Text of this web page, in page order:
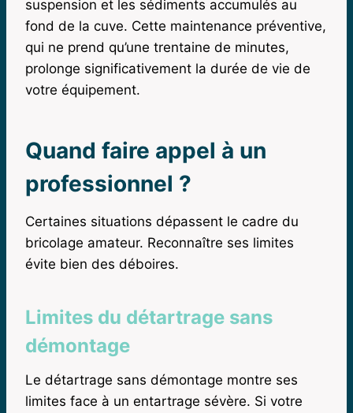
suspension et les sédiments accumulés au
fond de la cuve. Cette maintenance préventive,
qui ne prend qu’une trentaine de minutes,
prolonge significativement la durée de vie de
votre équipement.
Quand faire appel à un
professionnel ?
Certaines situations dépassent le cadre du
bricolage amateur. Reconnaître ses limites
évite bien des déboires.
Limites du détartrage sans
démontage
Le détartrage sans démontage montre ses
limites face à un entartrage sévère. Si votre